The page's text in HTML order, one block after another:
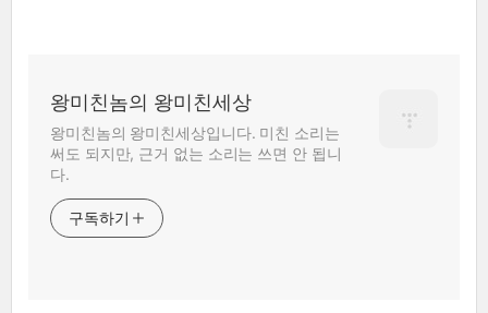
왕미친놈의 왕미친세상
왕미친놈의 왕미친세상입니다. 미친 소리는
써도 되지만, 근거 없는 소리는 쓰면 안 됩니
다.
구독하기